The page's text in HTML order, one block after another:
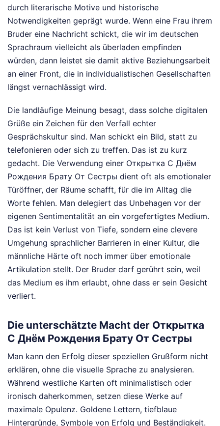
durch literarische Motive und historische
Notwendigkeiten geprägt wurde. Wenn eine Frau ihrem
Bruder eine Nachricht schickt, die wir im deutschen
Sprachraum vielleicht als überladen empfinden
würden, dann leistet sie damit aktive Beziehungsarbeit
an einer Front, die in individualistischen Gesellschaften
längst vernachlässigt wird.
Die landläufige Meinung besagt, dass solche digitalen
Grüße ein Zeichen für den Verfall echter
Gesprächskultur sind. Man schickt ein Bild, statt zu
telefonieren oder sich zu treffen. Das ist zu kurz
gedacht. Die Verwendung einer Открытка С Днём
Рождения Брату От Сестры dient oft als emotionaler
Türöffner, der Räume schafft, für die im Alltag die
Worte fehlen. Man delegiert das Unbehagen vor der
eigenen Sentimentalität an ein vorgefertigtes Medium.
Das ist kein Verlust von Tiefe, sondern eine clevere
Umgehung sprachlicher Barrieren in einer Kultur, die
männliche Härte oft noch immer über emotionale
Artikulation stellt. Der Bruder darf gerührt sein, weil
das Medium es ihm erlaubt, ohne dass er sein Gesicht
verliert.
Die unterschätzte Macht der Открытка
С Днём Рождения Брату От Сестры
Man kann den Erfolg dieser speziellen Grußform nicht
erklären, ohne die visuelle Sprache zu analysieren.
Während westliche Karten oft minimalistisch oder
ironisch daherkommen, setzen diese Werke auf
maximale Opulenz. Goldene Lettern, tiefblaue
Hintergründe, Symbole von Erfolg und Beständigkeit.